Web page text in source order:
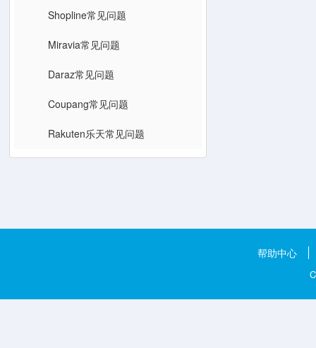
Shopline常见问题
Miravia常见问题
Daraz常见问题
Coupang常见问题
Rakuten乐天常见问题
帮助中心